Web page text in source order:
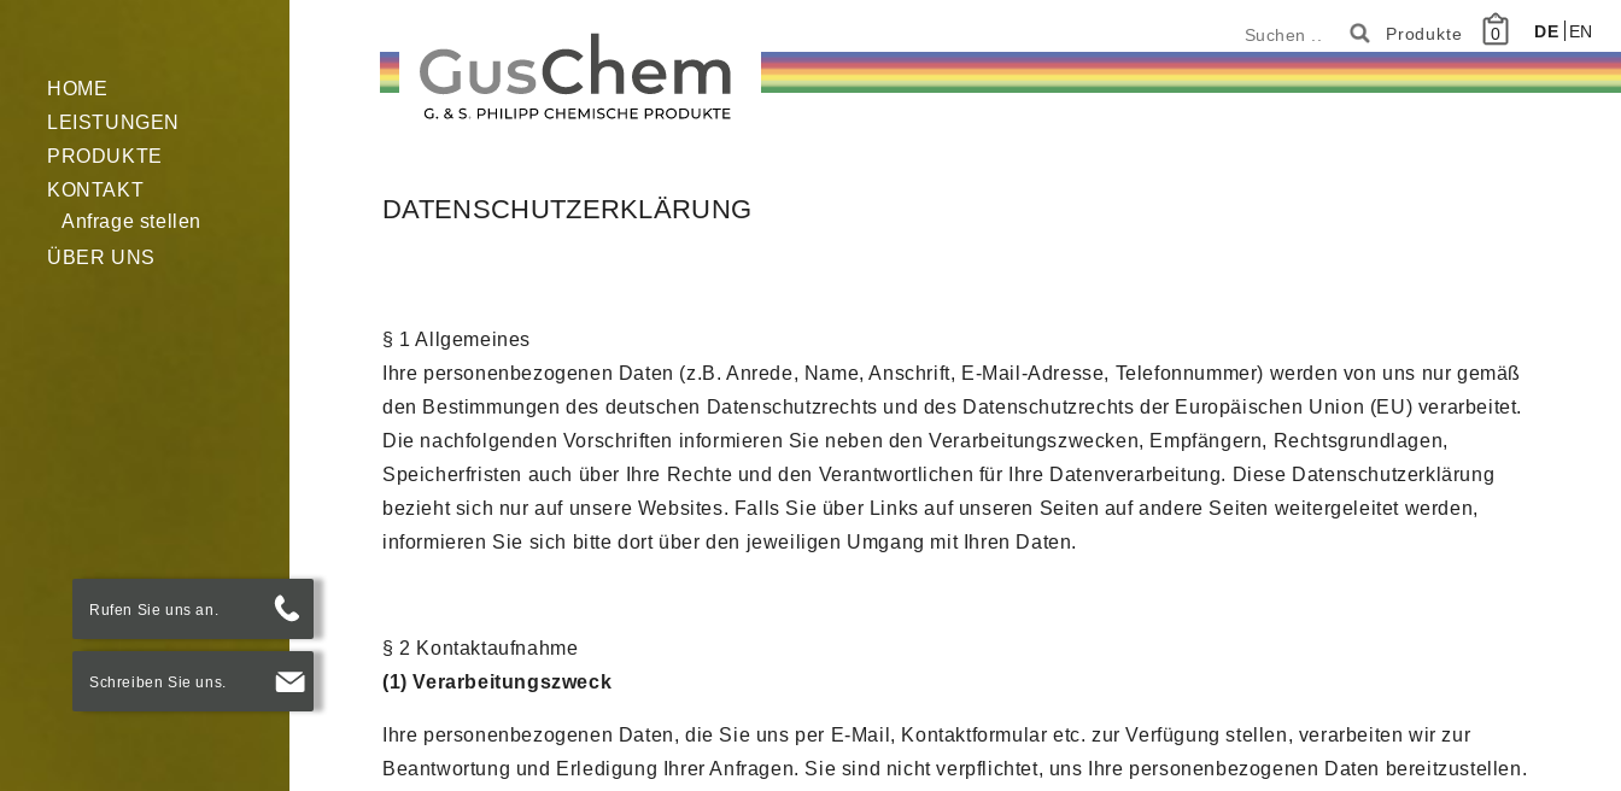
0 DE EN
HOME
LEISTUNGEN
PRODUKTE
KONTAKT
Anfrage stellen
ÜBER UNS
Rufen Sie uns an.
Schreiben Sie uns.
DATENSCHUTZERKLÄRUNG
§ 1 Allgemeines
Ihre personenbezogenen Daten (z.B. Anrede, Name, Anschrift, E-Mail-Adresse, Telefonnummer) werden von uns nur gemäß
den Bestimmungen des deutschen Datenschutzrechts und des Datenschutzrechts der Europäischen Union (EU) verarbeitet.
Die nachfolgenden Vorschriften informieren Sie neben den Verarbeitungszwecken, Empfängern, Rechtsgrundlagen,
Speicherfristen auch über Ihre Rechte und den Verantwortlichen für Ihre Datenverarbeitung. Diese Datenschutzerklärung
bezieht sich nur auf unsere Websites. Falls Sie über Links auf unseren Seiten auf andere Seiten weitergeleitet werden,
informieren Sie sich bitte dort über den jeweiligen Umgang mit Ihren Daten.
§ 2 Kontaktaufnahme
(1) Verarbeitungszweck
Ihre personenbezogenen Daten, die Sie uns per E-Mail, Kontaktformular etc. zur Verfügung stellen, verarbeiten wir zur
Beantwortung und Erledigung Ihrer Anfragen. Sie sind nicht verpflichtet, uns Ihre personenbezogenen Daten bereitzustellen.